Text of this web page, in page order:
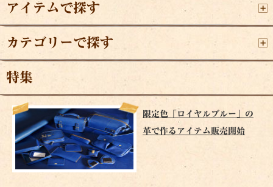
アイテムで探す
カテゴリーで探す
特集
限定色「ロイヤルブルー」の
革で作るアイテム販売開始